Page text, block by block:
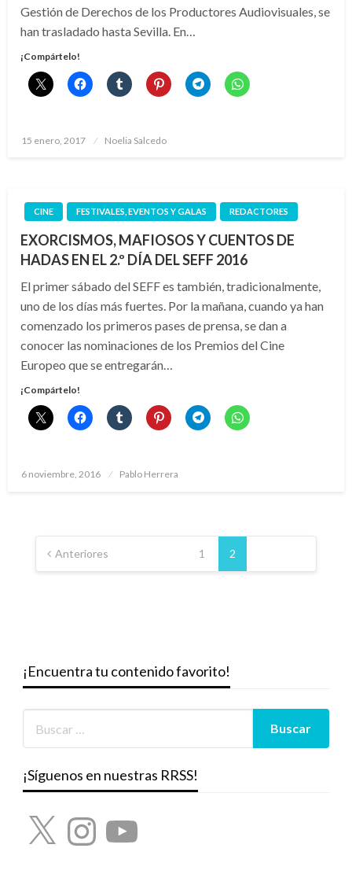
Gestión de Derechos de los Productores Audiovisuales, se
han trasladado hasta Sevilla. En…
¡Compártelo!
Publicado
15 enero, 2017 Noelia Salcedo
CINE FESTIVALES, EVENTOS Y GALAS REDACTORES
EXORCISMOS, MAFIOSOS Y CUENTOS DE
HADAS EN EL 2.º DÍA DEL SEFF 2016
El primer sábado del SEFF es también, tradicionalmente,
uno de los días más fuertes. Por la mañana, cuando ya han
comenzado los primeros pases de prensa, se dan a
conocer las nominaciones de los Premios del Cine
Europeo que se entregarán…
¡Compártelo!
Publicado
6 noviembre, 2016 Pablo Herrera
Paginación
de
entradas
Anteriores 1 2
¡Encuentra tu contenido favorito!
¡Síguenos en nuestras RRSS!
X InstagramYouTube